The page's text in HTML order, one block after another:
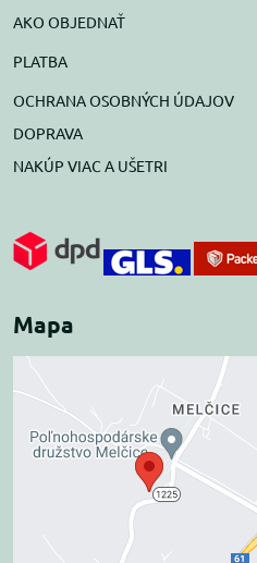
AKO OBJEDNAŤ
PLATBA
OCHRANA OSOBNÝCH ÚDAJOV
DOPRAVA
NAKÚP VIAC A UŠETRI
Mapa
Externý obsah je
blokovaný Voľbami
súkromia
Prajete si načítať externý obsah?
Povoliť tentokrát